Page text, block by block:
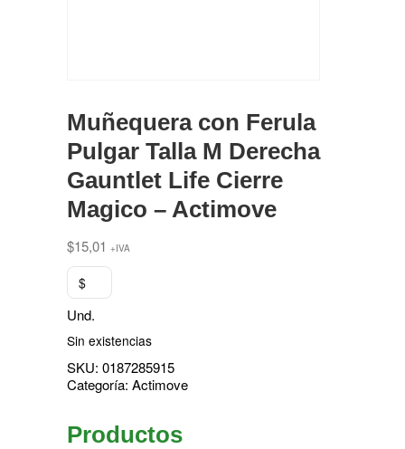
Muñequera con Ferula
Pulgar Talla M Derecha
Gauntlet Life Cierre
Magico – Actimove
$15,01 +IVA
$
Und.
Sin existencias
SKU: 0187285915
Categoría: Actimove
Productos